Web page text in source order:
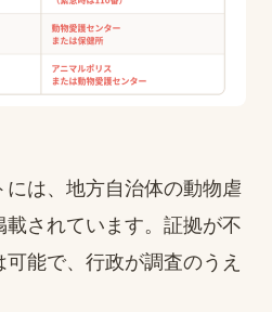
は、地方自治体の動物虐
されています。証拠が不
能で、行政が調査のうえ